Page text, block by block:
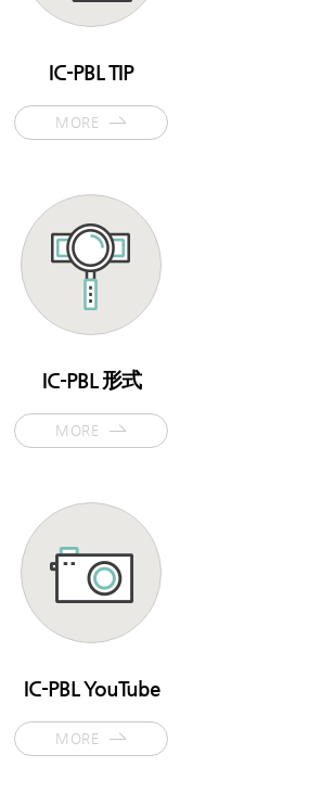
IC-PBL TIP
MORE
IC-PBL 形式
MORE
IC-PBL YouTube
MORE